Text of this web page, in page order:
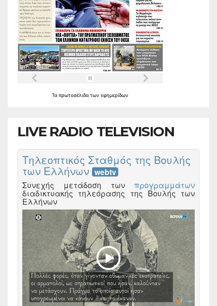
Τα πρωτοσέλιδα των εφημερίδων
LIVE RADIO TELEVISION